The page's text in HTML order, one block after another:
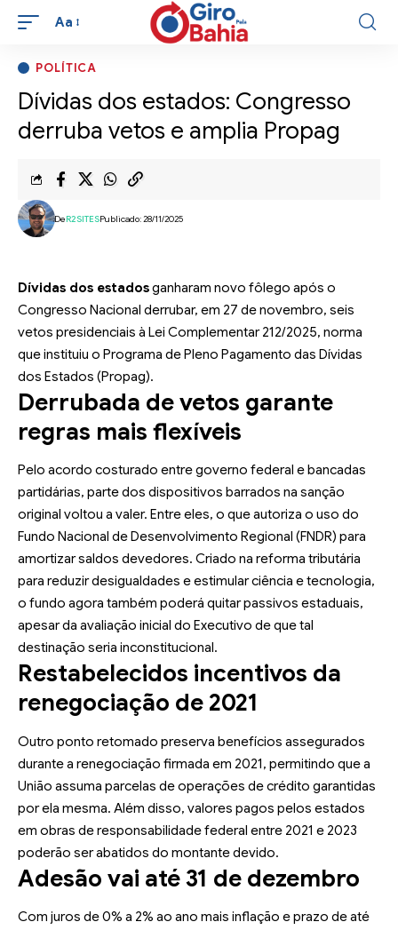
Aa
POLÍTICA
Dívidas dos estados: Congresso
derruba vetos e amplia Propag
DeR2SITESPublicado: 28/11/2025
Dívidas dos estadosganharam novo fôlego após o
Congresso Nacional derrubar, em 27 de novembro, seis
vetos presidenciais à Lei Complementar 212/2025, norma
que instituiu o Programa de Pleno Pagamento das Dívidas
dos Estados (Propag).
Derrubada de vetos garante
regras mais flexíveis
Pelo acordo costurado entre governo federal e bancadas
partidárias, parte dos dispositivos barrados na sanção
original voltou a valer. Entre eles, o que autoriza o uso do
Fundo Nacional de Desenvolvimento Regional (FNDR) para
amortizar saldos devedores. Criado na reforma tributária
para reduzir desigualdades e estimular ciência e tecnologia,
o fundo agora também poderá quitar passivos estaduais,
apesar da avaliação inicial do Executivo de que tal
destinação seria inconstitucional.
Restabelecidos incentivos da
renegociação de 2021
Outro ponto retomado preserva benefícios assegurados
durante a renegociação firmada em 2021, permitindo que a
União assuma parcelas de operações de crédito garantidas
por ela mesma. Além disso, valores pagos pelos estados
em obras de responsabilidade federal entre 2021 e 2023
poderão ser abatidos do montante devido.
Adesão vai até 31 de dezembro
Com juros de 0% a 2% ao ano mais inflação e prazo de até